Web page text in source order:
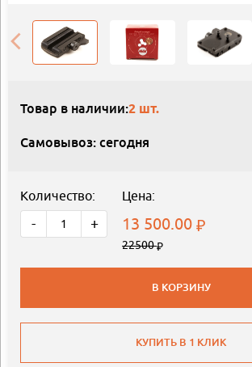
Товар в наличии:2 шт.
Самовывоз: сегодня
Количество:
- +
Цена:
13 500.00
22500
В КОРЗИНУ
КУПИТЬ В 1 КЛИК